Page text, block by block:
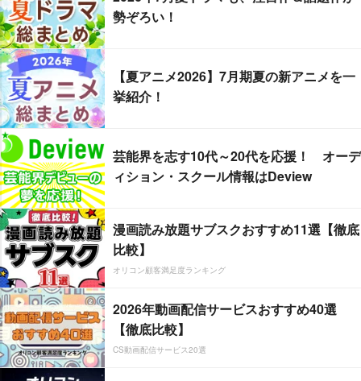
勢ぞろい！
【夏アニメ2026】7月期夏の新アニメを一
挙紹介！
芸能界を志す10代～20代を応援！ オーデ
ィション・スクール情報はDeview
漫画読み放題サブスクおすすめ11選【徹底
比較】
オリコン顧客満足度ランキング
2026年動画配信サービスおすすめ40選
【徹底比較】
CS動画配信サービス20選